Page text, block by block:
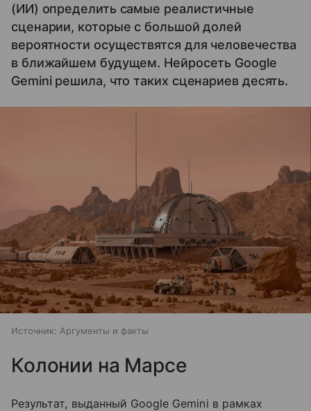
(ИИ) определить самые реалистичные
сценарии, которые с большой долей
вероятности осуществятся для человечества
в ближайшем будущем. Нейросеть Google
Gemini решила, что таких сценариев десять.
Источник: Аргументы и факты
Колонии на Марсе
Результат, выданный Google Gemini в рамках